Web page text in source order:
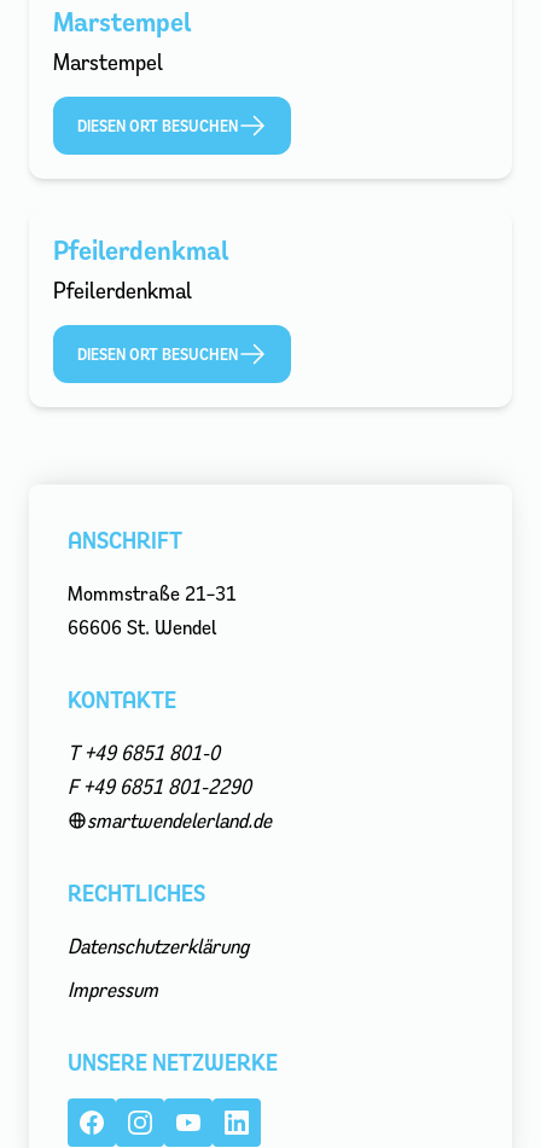
Marstempel
Marstempel
DIESEN ORT BESUCHEN
Pfeilerdenkmal
Pfeilerdenkmal
DIESEN ORT BESUCHEN
ANSCHRIFT
Mommstraße 21–31
66606 St. Wendel
KONTAKTE
T +49 6851 801-0
F +49 6851 801-2290
smartwendelerland.de
RECHTLICHES
Datenschutzerklärung
Impressum
UNSERE NETZWERKE